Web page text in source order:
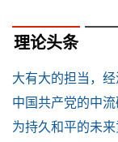
理论头条
大有大的担当，
中国共产党的中
为持久和平的未